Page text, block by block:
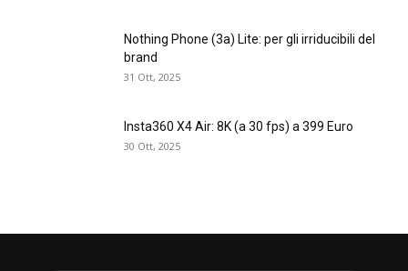
Nothing Phone (3a) Lite: per gli irriducibili del
brand
31 Ott, 2025
Insta360 X4 Air: 8K (a 30 fps) a 399 Euro
30 Ott, 2025